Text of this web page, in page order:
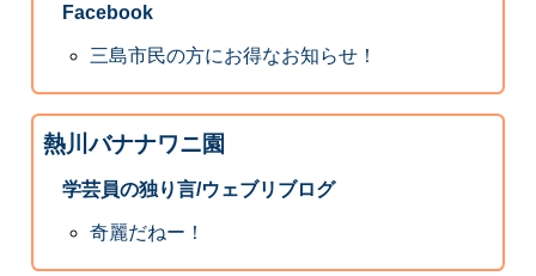
Facebook
三島市民の方にお得なお知らせ！
熱川バナナワニ園
学芸員の独り言/ウェブリブログ
奇麗だねー！